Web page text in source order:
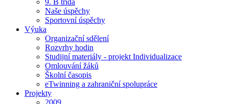
9. B třída
Naše úspěchy
Sportovní úspěchy
Výuka
Organizační sdělení
Rozvrhy hodin
Studijní materiály - projekt Individualizace
Omlouvání žáků
Školní časopis
eTwinning a zahraniční spolupráce
Projekty